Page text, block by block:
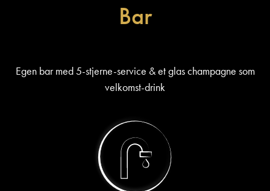
Bar
Egen bar med 5-stjerne-service & et glas champagne som
velkomst-drink